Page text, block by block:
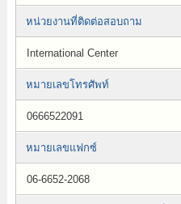
หน่วยงานที่ติดต่อสอบถาม
International Center
หมายเลขโทรศัพท์
0666522091
หมายเลขแฟกซ์
06-6652-2068